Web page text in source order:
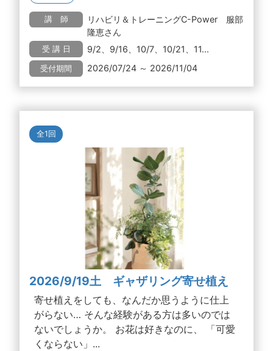
講 師
リハビリ＆トレーニングC-Power 服部
隆恵さん
受 講 日 9/2、9/16、10/7、10/21、11...
受付期間 2026/07/24 ～ 2026/11/04
全1回
2026/9/19土 ギャザリング寄せ植え
寄せ植えをしても、なんだか思うように仕上
がらない… そんな経験がある方は多いのでは
ないでしょうか。 お花は好きなのに、 「可愛
くならない」...